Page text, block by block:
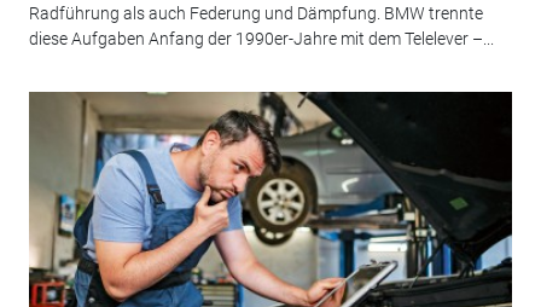
Radführung als auch Federung und Dämpfung. BMW trennte
diese Aufgaben Anfang der 1990er-Jahre mit dem Telelever –...